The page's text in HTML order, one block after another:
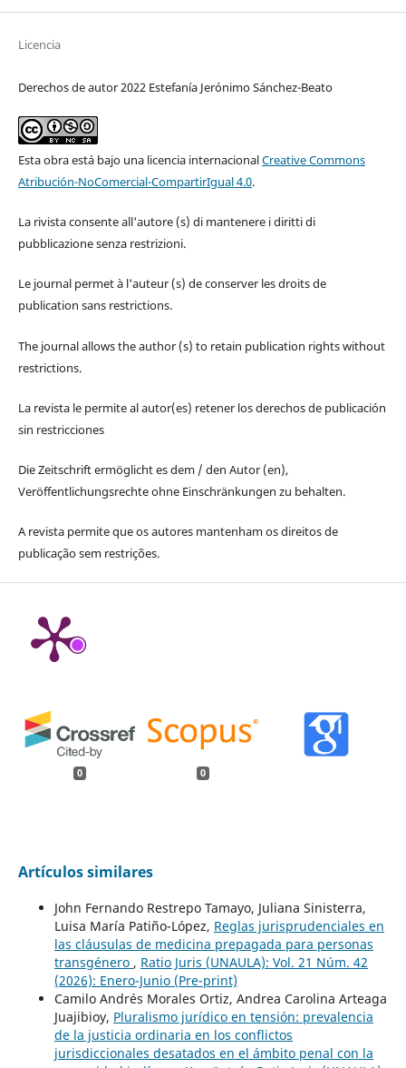
Licencia
Derechos de autor 2022 Estefanía Jerónimo Sánchez-Beato
Esta obra está bajo una licencia internacionalCreative Commons
Atribución-NoComercial-CompartirIgual 4.0.
La rivista consente all'autore (s) di mantenere i diritti di
pubblicazione senza restrizioni.
Le journal permet à l'auteur (s) de conserver les droits de
publication sans restrictions.
The journal allows the author (s) to retain publication rights without
restrictions.
La revista le permite al autor(es) retener los derechos de publicación
sin restricciones
Die Zeitschrift ermöglicht es dem / den Autor (en),
Veröffentlichungsrechte ohne Einschränkungen zu behalten.
A revista permite que os autores mantenham os direitos de
publicação sem restrições.
0 0
Artículos similares
John Fernando Restrepo Tamayo, Juliana Sinisterra,
Luisa María Patiño-López, Reglas jurisprudenciales en
las cláusulas de medicina prepagada para personas
transgénero , Ratio Juris (UNAULA): Vol. 21 Núm. 42
(2026): Enero-Junio (Pre-print)
Camilo Andrés Morales Ortiz, Andrea Carolina Arteaga
Juajibioy, Pluralismo jurídico en tensión: prevalencia
de la justicia ordinaria en los conflictos
jurisdiccionales desatados en el ámbito penal con la